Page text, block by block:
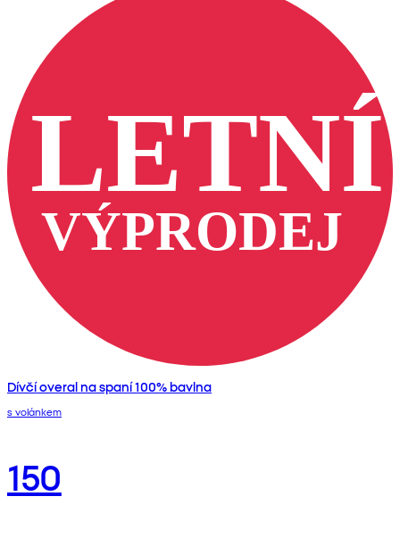
Dívčí overal na spaní 100% bavlna
s volánkem
150